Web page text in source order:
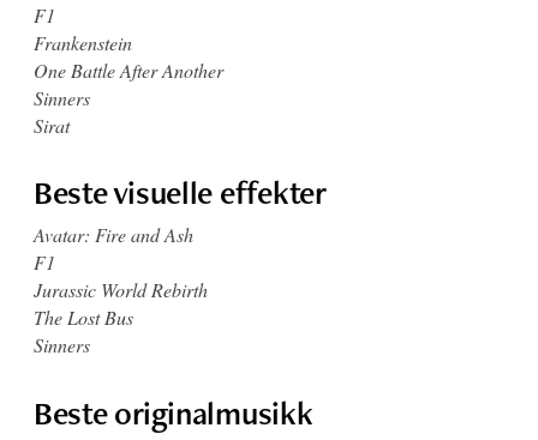
F1
Frankenstein
One Battle After Another
Sinners
Sirat
Beste visuelle effekter
Avatar: Fire and Ash
F1
Jurassic World Rebirth
The Lost Bus
Sinners
Beste originalmusikk